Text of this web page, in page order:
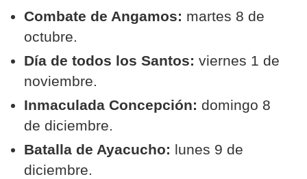
Combate de Angamos: martes 8 de
octubre.
Día de todos los Santos: viernes 1 de
noviembre.
Inmaculada Concepción: domingo 8
de diciembre.
Batalla de Ayacucho: lunes 9 de
diciembre.